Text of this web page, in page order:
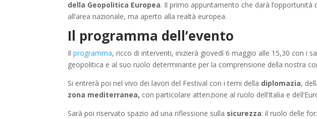
della Geopolitica Europea. Il primo appuntamento che darà
all’area nazionale, ma aperto alla realtà europea.
Il programma dell’evento
Ilprogramma, ricco di interventi, inizierà giovedì 6 maggio alle 15,30 con i
geopolitica e al suo ruolo determinante per la comprensione della nostra
Si entrerà poi nel vivo dei lavori del Festival con i temi della diplomazia,
zona mediterranea, con particolare attenzione al ruolo dell’Italia e
Sarà poi riservato spazio ad una riflessione sulla sicurezza: il ruolo delle